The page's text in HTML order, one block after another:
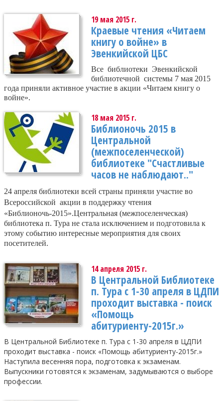
19 мая 2015 г.
Краевые чтения «Читаем
книгу о войне» в
Эвенкийской ЦБС
Все библиотеки Эвенкийской
библиотечной системы 7 мая 2015
года приняли активное участие в акции «Читаем книгу о
войне».
18 мая 2015 г.
Библионочь 2015 в
Центральной
(межпоселенческой)
библиотеке "Счастливые
часов не наблюдают.."
24 апреля библиотеки всей страны приняли участие во
Всероссийской акции в поддержку чтения
«Библионочь-2015».Центральная (межпоселенческая)
библиотека п. Тура не стала исключением и подготовила к
этому событию интересные мероприятия для своих
посетителей.
14 апреля 2015 г.
В Центральной Библиотеке
п. Тура с 1-30 апреля в ЦДПИ
проходит выставка - поиск
«Помощь
абитуриенту-2015г.»
В Центральной Библиотеке п. Тура с 1-30 апреля в ЦДПИ
проходит выставка - поиск «Помощь абитуриенту-2015г.»
Наступила весенняя пора, подготовка к экзаменам.
Выпускники готовятся к экзаменам, задумываются о выборе
профессии.